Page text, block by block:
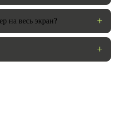
на весь экран?